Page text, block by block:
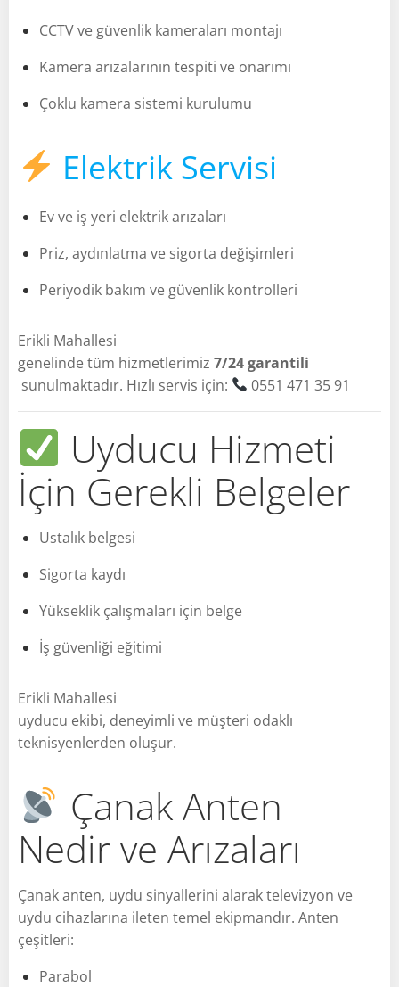
CCTV ve güvenlik kameraları montajı
Kamera arızalarının tespiti ve onarımı
Çoklu kamera sistemi kurulumu
Elektrik Servisi
Ev ve iş yeri elektrik arızaları
Priz, aydınlatma ve sigorta değişimleri
Periyodik bakım ve güvenlik kontrolleri
Erikli Mahallesi
genelinde tüm hizmetlerimiz 7/24 garantili
sunulmaktadır. Hızlı servis için:
0551 471 35 91
Uyducu Hizmeti
İçin Gerekli Belgeler
Ustalık belgesi
Sigorta kaydı
Yükseklik çalışmaları için belge
İş güvenliği eğitimi
Erikli Mahallesi
uyducu ekibi, deneyimli ve müşteri odaklı
teknisyenlerden oluşur.
Çanak Anten
Nedir ve Arızaları
Çanak anten, uydu sinyallerini alarak televizyon ve
uydu cihazlarına ileten temel ekipmandır. Anten
çeşitleri:
Parabol